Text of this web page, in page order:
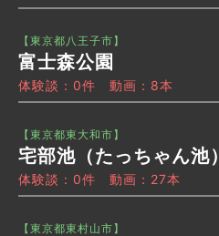
【東京都八王子市】
富士森公園
体験談：0件 動画：8本
【東京都東大和市】
宅部池（たっちゃん池）
体験談：0件 動画：27本
【東京都東村山市】